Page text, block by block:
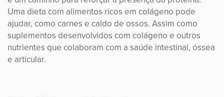
Uma dieta com alimentos ricos em colágeno pode
ajudar, como carnes e caldo de ossos. Assim como
suplementos desenvolvidos com colágeno e outros
nutrientes que colaboram com a saúde intestinal, óssea
e articular.